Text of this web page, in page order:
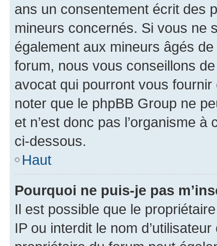
ans un consentement écrit des
mineurs concernés. Si vous ne
également aux mineurs âgés
forum, nous vous conseillons
avocat qui pourront vous
noter que le phpBB Group ne
et n’est donc pas l’organisme
ci-dessous.
Haut
Pourquoi ne puis-je pas
Il est possible que le
IP ou interdit le nom